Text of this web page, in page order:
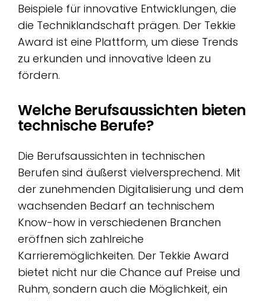
Beispiele für innovative Entwicklungen, die
die Techniklandschaft prägen. Der Tekkie
Award ist eine Plattform, um diese Trends
zu erkunden und innovative Ideen zu
fördern.
Welche Berufsaussichten bieten
technische Berufe?
Die Berufsaussichten in technischen
Berufen sind äußerst vielversprechend. Mit
der zunehmenden Digitalisierung und dem
wachsenden Bedarf an technischem
Know-how in verschiedenen Branchen
eröffnen sich zahlreiche
Karrieremöglichkeiten. Der Tekkie Award
bietet nicht nur die Chance auf Preise und
Ruhm, sondern auch die Möglichkeit, ein